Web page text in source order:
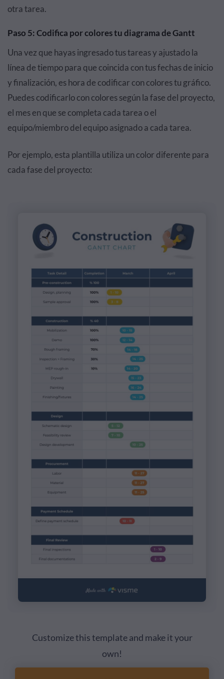
otra tarea.
Paso 5: Codifica por colores tu diagrama de Gantt
Una vez que hayas ingresado tus tareas y ajustado la
línea de tiempo para que coincida con tus fechas de inicio
y finalización, es hora de codificar con colores tu gráfico.
Puedes codificarlo con colores según la fase del proyecto,
el mes en que se completa cada tarea o el
equipo/miembro del equipo asignado a cada tarea.
Por ejemplo, esta plantilla utiliza un color diferente para
cada fase del proyecto:
Customize this template and make it your
own!